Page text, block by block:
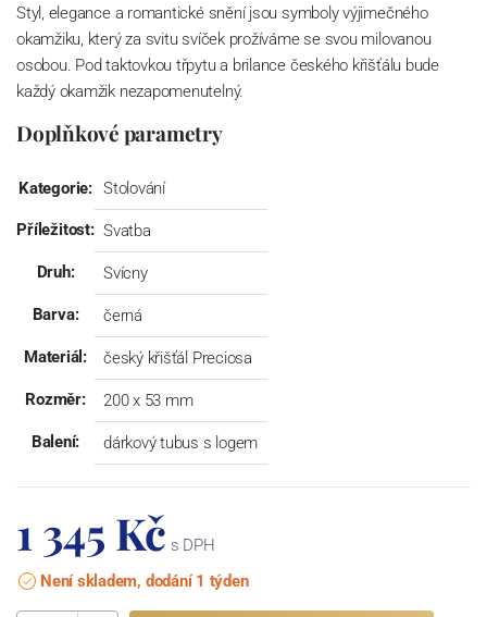
Styl, elegance a romantické snění jsou symboly výjimečného
okamžiku, který za svitu svíček prožíváme se svou milovanou
osobou. Pod taktovkou třpytu a brilance českého křišťálu bude
každý okamžik nezapomenutelný.
Doplňkové parametry
Kategorie: Stolování
Příležitost: Svatba
Druh: Svícny
Barva: černá
Materiál: český křišťál Preciosa
Rozměr: 200 x 53 mm
Balení: dárkový tubus s logem
1 345 Kč s DPH
Není skladem, dodání 1 týden